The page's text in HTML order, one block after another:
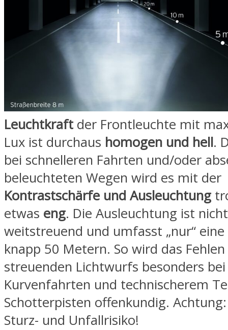
Leuchtkraft der Frontleuchte mit
Lux ist durchaus homogen und hell.
bei schnelleren Fahrten und/oder
beleuchteten Wegen wird es mit der
Kontrastschärfe und Ausleuchtung
etwas eng. Die Ausleuchtung ist
weitstreuend und umfasst „nur“
knapp 50 Metern. So wird das
streuenden Lichtwurfs besonders bei
Kurvenfahrten und technischerem
Schotterpisten offenkundig.
Sturz- und Unfallrisiko!